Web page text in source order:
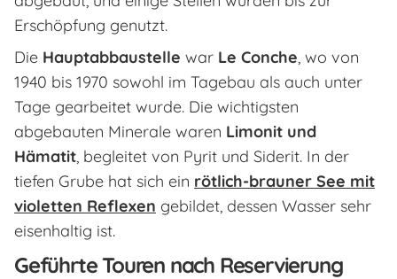
Erschöpfung genutzt.
Die Hauptabbaustelle war Le Conche, wo von
1940 bis 1970 sowohl im Tagebau als auch unter
Tage gearbeitet wurde. Die wichtigsten
abgebauten Minerale waren Limonit und
Hämatit, begleitet von Pyrit und Siderit. In der
tiefen Grube hat sich ein rötlich-brauner See mit
violetten Reflexen gebildet, dessen Wasser sehr
eisenhaltig ist.
Geführte Touren nach Reservierung